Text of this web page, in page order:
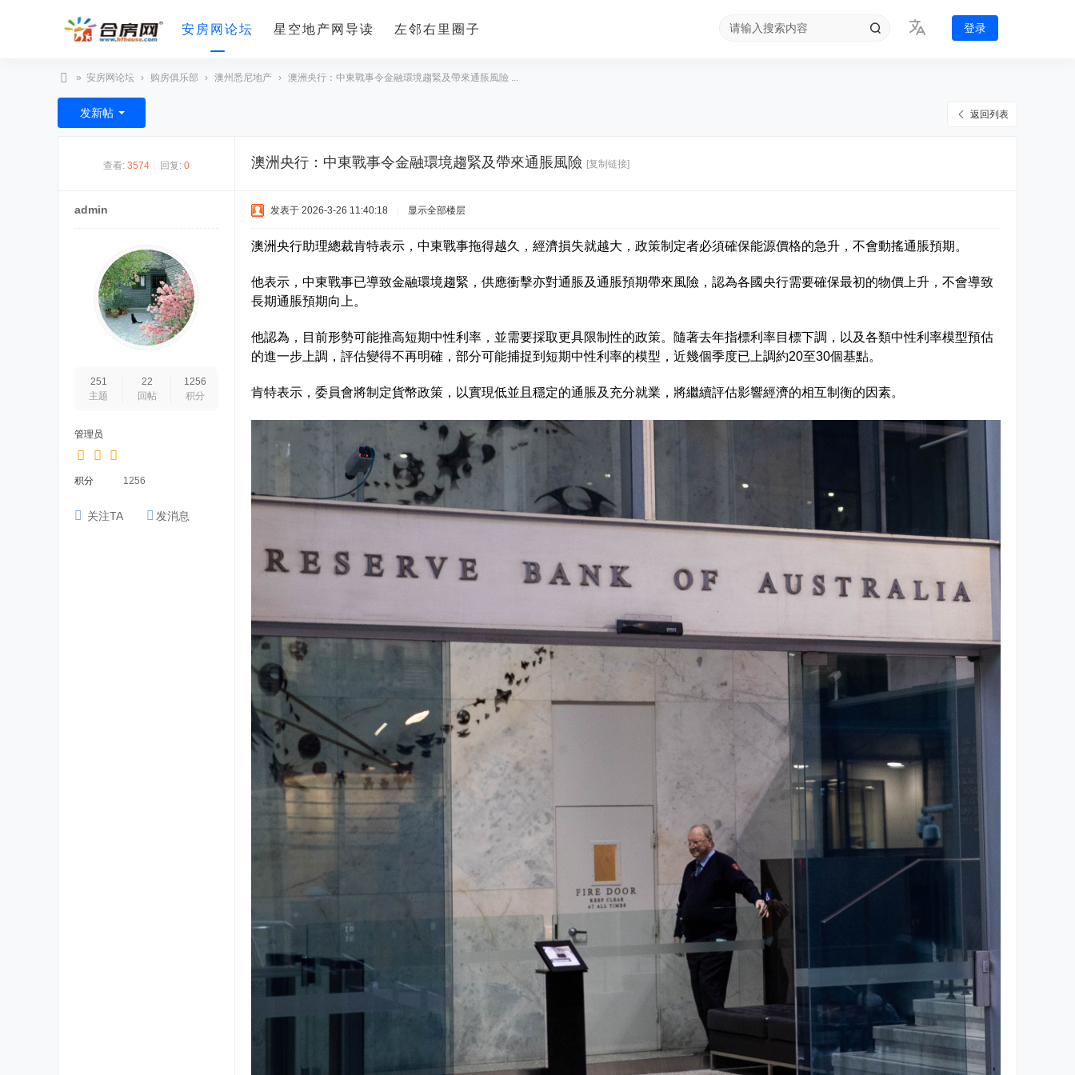
安房网论坛 星空地产网导读 左邻右里圈子 登录
合
房
» 安房网论坛 › 购房俱乐部 › 澳州悉尼地产 › 澳洲央行：中東戰事令金融環境趨緊及帶來通脹風險 ...
返回列表
发新帖
查看: 3574 回复: 0 澳洲央行：中東戰事令金融環境趨緊及帶來通脹風險 [复制链接]
admin
251
主题
22
回帖
1256
积分
管理员
积分 1256
关注TA 发消息
发表于 2026-3-26 11:40:18 显示全部楼层
澳洲央行助理總裁肯特表示，中東戰事拖得越久，經濟損失就越大，政策制定者必須確保能源價格的急升，不會動搖通脹預期。
他表示，中東戰事已導致金融環境趨緊，供應衝擊亦對通脹及通脹預期帶來風險，認為各國央行需要確保最初的物價上升，不會導致
長期通脹預期向上。
他認為，目前形勢可能推高短期中性利率，並需要採取更具限制性的政策。隨著去年指標利率目標下調，以及各類中性利率模型預估
的進一步上調，評估變得不再明確，部分可能捕捉到短期中性利率的模型，近幾個季度已上調約20至30個基點。
肯特表示，委員會將制定貨幣政策，以實現低並且穩定的通脹及充分就業，將繼續評估影響經濟的相互制衡的因素。